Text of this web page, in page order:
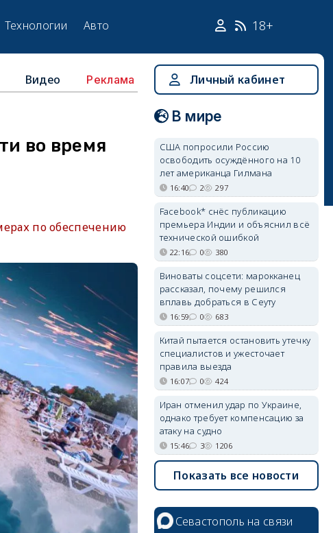
Технологии Авто 18+
Видео Реклама
во время
по обеспечению
Личный кабинет
В мире
США попросили Россию
освободить осуждённого на 10
лет американца Гилмана
16:40 2 297
Facebook* снёс публикацию
премьера Индии и объяснил всё
технической ошибкой
22:16 0 380
Виноваты соцсети: марокканец
рассказал, почему решился
вплавь добраться в Сеуту
16:59 0 683
Китай пытается остановить утечку
специалистов и ужесточает
правила выезда
16:07 0 424
Иран отменил удар по Украине,
однако требует компенсацию за
атаку на судно
15:46 3 1206
Показать все новости
Севастополь на связи